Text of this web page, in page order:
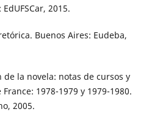
2015.
Buenos Aires: Eudeba,
de la novela: notas de cursos y
1978-1979 y 1979-1980.
2005.